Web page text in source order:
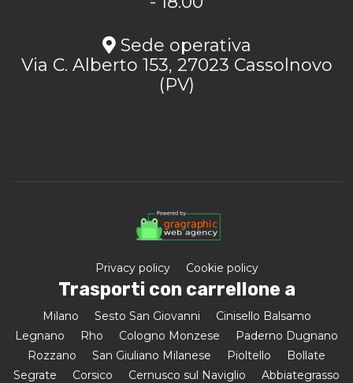
Sede operativa
Via C. Alberto 153, 27023 Cassolnovo
(PV)
Privacy policy Cookie policy
Trasporti con carrellone a
Milano Sesto San Giovanni
Cinisello Balsamo
Legnano
Rho Cologno Monzese
Paderno Dugnano
Rozzano
San Giuliano Milanese Pioltello
Bollate
Segrate
Corsico Cernusco sul Naviglio
Abbiategrasso